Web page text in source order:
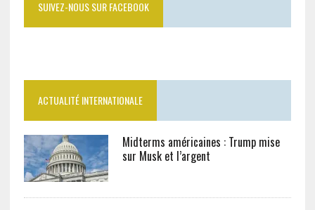
SUIVEZ-NOUS SUR FACEBOOK
ACTUALITÉ INTERNATIONALE
Midterms américaines : Trump mise
sur Musk et l’argent